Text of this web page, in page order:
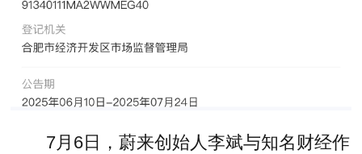
7月6日，蔚来创始人李斌与知名财经作